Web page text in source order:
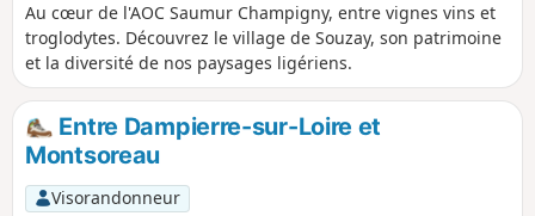
Au cœur de l'AOC Saumur Champigny, entre vignes vins et
troglodytes. Découvrez le village de Souzay, son patrimoine
et la diversité de nos paysages ligériens.
Entre Dampierre-sur-Loire et
Montsoreau
Visorandonneur